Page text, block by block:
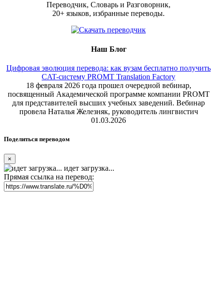
Переводчик, Словарь и Разговорник,
20+ языков, избранные переводы.
Наш Блог
Цифровая эволюция перевода: как вузам бесплатно получить
CAT-систему PROMT Translation Factory
18 февраля 2026 года прошел очередной вебинар,
посвященный Академической программе компании PROMT
для представителей высших учебных заведений. Вебинар
провела Наталья Железняк, руководитель лингвистич
01.03.2026
Поделиться переводом
×
идет загрузка...
Прямая ссылка на перевод: